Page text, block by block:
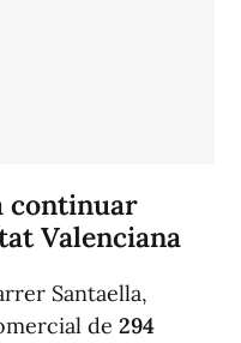
continuar
Valenciana
Santaella,
de 294